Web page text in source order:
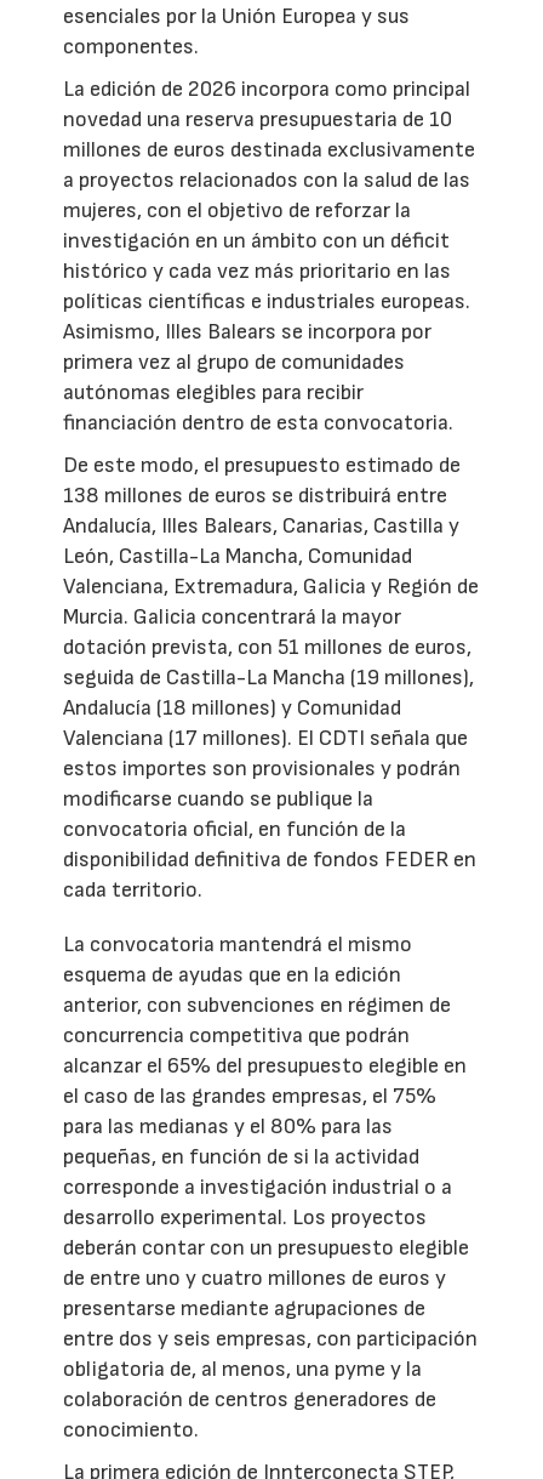
esenciales por la Unión Europea y sus
componentes.
La edición de 2026 incorpora como principal
novedad una reserva presupuestaria de 10
millones de euros destinada exclusivamente
a proyectos relacionados con la salud de las
mujeres, con el objetivo de reforzar la
investigación en un ámbito con un déficit
histórico y cada vez más prioritario en las
políticas científicas e industriales europeas.
Asimismo, Illes Balears se incorpora por
primera vez al grupo de comunidades
autónomas elegibles para recibir
financiación dentro de esta convocatoria.
De este modo, el presupuesto estimado de
138 millones de euros se distribuirá entre
Andalucía, Illes Balears, Canarias, Castilla y
León, Castilla-La Mancha, Comunidad
Valenciana, Extremadura, Galicia y Región de
Murcia. Galicia concentrará la mayor
dotación prevista, con 51 millones de euros,
seguida de Castilla-La Mancha (19 millones),
Andalucía (18 millones) y Comunidad
Valenciana (17 millones). El CDTI señala que
estos importes son provisionales y podrán
modificarse cuando se publique la
convocatoria oficial, en función de la
disponibilidad definitiva de fondos FEDER en
cada territorio.
La convocatoria mantendrá el mismo
esquema de ayudas que en la edición
anterior, con subvenciones en régimen de
concurrencia competitiva que podrán
alcanzar el 65% del presupuesto elegible en
el caso de las grandes empresas, el 75%
para las medianas y el 80% para las
pequeñas, en función de si la actividad
corresponde a investigación industrial o a
desarrollo experimental. Los proyectos
deberán contar con un presupuesto elegible
de entre uno y cuatro millones de euros y
presentarse mediante agrupaciones de
entre dos y seis empresas, con participación
obligatoria de, al menos, una pyme y la
colaboración de centros generadores de
conocimiento.
La primera edición de Innterconecta STEP,